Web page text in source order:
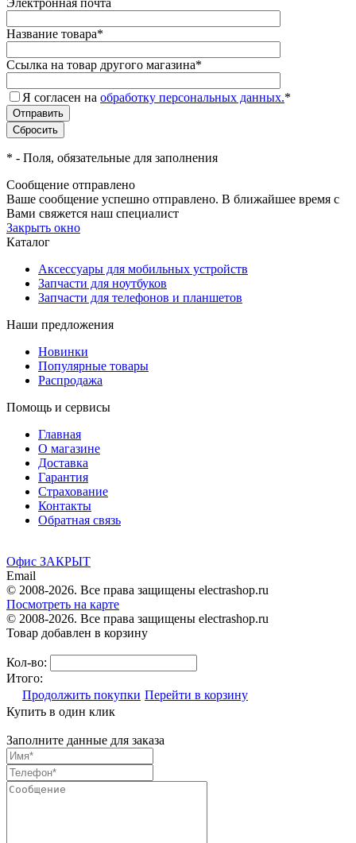
Электронная почта
Название товара*
Ссылка на товар другого магазина*
Я согласен на обработку персональных данных.*
* - Поля, обязательные для заполнения
Сообщение отправлено
Ваше сообщение успешно отправлено. В ближайшее время с
Вами свяжется наш специалист
Закрыть окно
Каталог
Аксессуары для мобильных устройств
Запчасти для ноутбуков
Запчасти для телефонов и планшетов
Наши предложения
Новинки
Популярные товары
Распродажа
Помощь и сервисы
Главная
О магазине
Доставка
Гарантия
Страхование
Контакты
Обратная связь
Офис ЗАКРЫТ
Email
© 2008-2026. Все права защищены electrashop.ru
Посмотреть на карте
© 2008-2026. Все права защищены electrashop.ru
Товар добавлен в корзину
Кол-во:
Итого:
Продолжить покупки Перейти в корзину
Купить в один клик
Заполните данные для заказа